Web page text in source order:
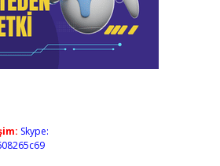
Skype: